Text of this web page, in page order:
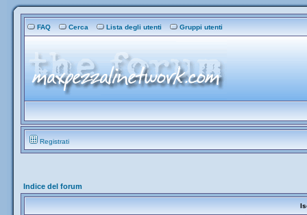
FAQ Cerca Lista degli utenti Gruppi utenti
Registrati
Indice del forum